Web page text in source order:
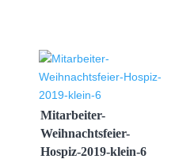
Mitarbeiter-
Weihnachtsfeier-
Hospiz-2019-klein-6